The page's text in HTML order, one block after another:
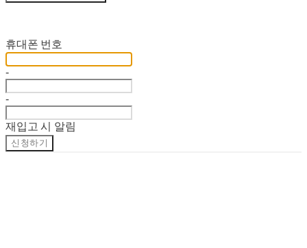
휴대폰 번호
-
-
재입고 시 알림
신청하기